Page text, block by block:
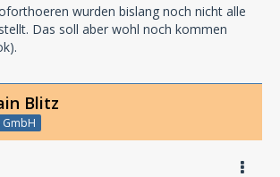
wurden bislang noch nicht alle
Das soll aber wohl noch kommen
Blitz
GmbH